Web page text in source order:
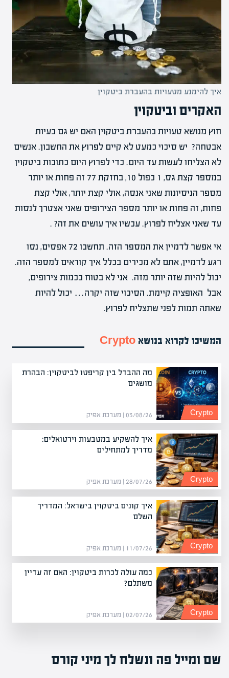
איך להימנע מטעויות בהעברת ביטקוין
האקרים וביטקוין
חוץ מנושא טעויות בהעברת ביטקוין האם יש גם בעיות
אבטחה? יש סיכוי כמעט לא קיים לפרוץ את החשבון. אנשים
לא הצליחו לעשות עד היום. כדי לפרוץ היום כתובות ביטקוין
במספר קצת גס, 1 כפול 10, בחזקת 77 זה פחות או יותר
מספר הניסיונות שאני אנסה, אולי קצת יותר, אולי קצת
פחות, זה פחות או יותר מספר הצירופים שאני אצטרך לנסות
עד שאני אצליח לפרוץ. עכשיו איך עושים את זה? .
אי אפשר לדמיין את המספר הזה. תחשבו 72 אפסים, נסו
רגע לדמיין, אתם לא מכירים בכלל איך קוראים למספר הזה.
יכול להיות שזה יותר מזה. אני לא בטוח בכמות צירופים,
אבל האופציה קיימת. הסיכוי שזה יקרה… יכול להיות
שאתה תמות לפני שתצליח לפרוץ.
המשיכו לקרוא בנושא Crypto
מה ההבדל בין קריפטו לביטקוין: הבהרת
מושגים
03/08/26 | מערכת אפיק Crypto
איך להשקיע במטבעות וירטואלים:
מדריך למתחילים
28/07/26 | מערכת אפיק Crypto
איך קונים ביטקוין בישראל: המדריך
השלם
11/07/26 | מערכת אפיק Crypto
כמה עולה לכרות ביטקוין: האם זה עדיין
משתלם?
02/07/26 | מערכת אפיק Crypto
שם ומייל פה ונשלח לך מיני קורס